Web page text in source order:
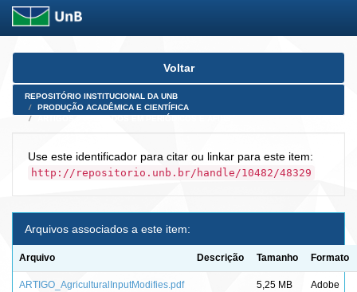
Skip
Voltar
REPOSITÓRIO INSTITUCIONAL DA UNB
PRODUÇÃO ACADÊMICA E CIENTÍFICA
Use este identificador para citar ou linkar para este item:
http://repositorio.unb.br/handle/10482/48329
Arquivos associados a este item:
Arquivo Descrição Tamanho Formato
ARTIGO_AgriculturalInputModifies.pdf 5,25 MB
Adobe